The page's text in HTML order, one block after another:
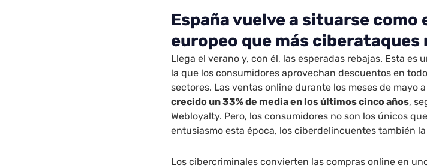
España vuelve a situarse como
europeo que más ciberataques
Llega el verano y, con él, las esperadas rebajas. Esta es
la que los consumidores aprovechan descuentos en
sectores. Las ventas online durante los meses de mayo
crecido un 33% de media en los últimos cinco años,
Webloyalty. Pero, los consumidores no son los únicos
entusiasmo esta época, los ciberdelincuentes también
Los cibercriminales convierten las compras online en